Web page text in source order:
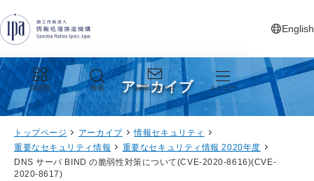
English
新しいタ
目的別 検索 お問い合わせ メニュー
アーカイブ
トップページ アーカイブ
情報セキュリティ
重要なセキュリティ情報
重要なセキュリティ情報 2020年度
DNS サーバ BIND の脆弱性対策について(CVE-2020-8616)(CVE-
2020-8617)